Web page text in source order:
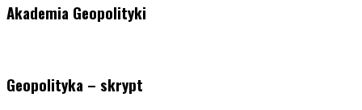
Akademia Geopolityki
Geopolityka – skrypt